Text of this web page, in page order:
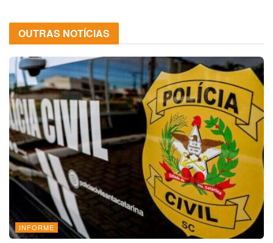
OUTRAS NOTÍCIAS
INFORME